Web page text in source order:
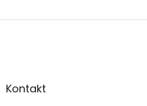
Z
Kontakt